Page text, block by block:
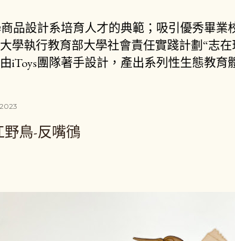
品設計系培育人才的典範；吸引優秀畢業
學執行教育部大學社會責任實踐計劃“志
iToys團隊著手設計，產出系列性生態教育
野鳥-反嘴鴴